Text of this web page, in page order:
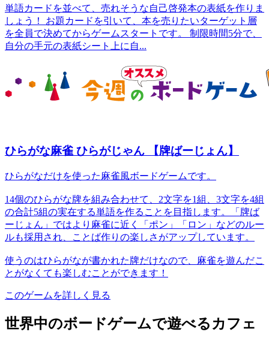
単語カードを並べて、売れそうな自己啓発本の表紙を作りま
しょう！ お題カードを引いて、本を売りたいターゲット層
を全員で決めてからゲームスタートです。 制限時間5分で、
自分の手元の表紙シート上に自...
ひらがな麻雀 ひらがじゃん 【牌ばーじょん】
ひらがなだけを使った麻雀風ボードゲームです。
14個のひらがな牌を組み合わせて、2文字を1組、3文字を4組
の合計5組の実在する単語を作ることを目指します。「牌ば
ーじょん」ではより麻雀に近く「ポン」「ロン」などのルー
ルも採用され、ことば作りの楽しさがアップしています。
使うのはひらがなが書かれた牌だけなので、麻雀を遊んだこ
とがなくても楽しむことができます！
このゲームを詳しく見る
世界中のボードゲームで遊べるカフェ